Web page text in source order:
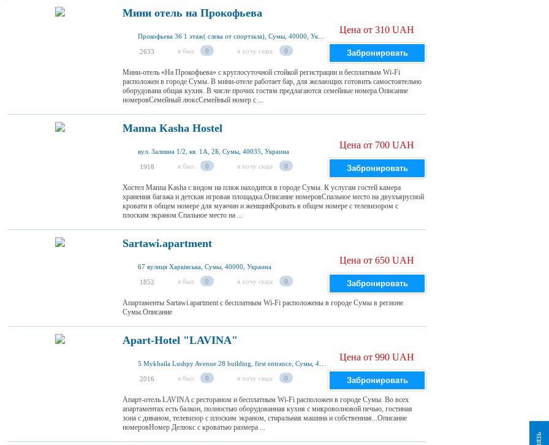
Мини отель на Прокофьева
2633 я был 0 я хочу сюда 0
Цена от 310 UAH
Забронировать
Мини-отель «На Прокофьева» с круглосуточной стойкой регистрации и бесплатным Wi-Fi
расположен в городе Сумы. В мини-отеле работает бар, для желающих готовить самостоятельно
оборудована общая кухня. В числе прочих гостям предлагаются семейные номера.Описание
номеровСемейный люксСемейный номер с ...
Manna Kasha Hostel
вул. Заливна 1/2, кв. 1А, 2Б, Сумы, 40035, Украина
1918 я был 0 я хочу сюда 0
Цена от 700 UAH
Забронировать
Хостел Manna Kasha с видом на пляж находится в городе Сумы. К услугам гостей камера
хранения багажа и детская игровая площадка.Описание номеровСпальное место на двухъярусной
кровати в общем номере для мужчин и женщинКровать в общем номере с телевизором с
плоским экраном.Спальное место на ...
Sartawi.apartment
67 вулиця Харківська, Сумы, 40000, Украина
1852 я был 0 я хочу сюда 0
Цена от 650 UAH
Забронировать
Апартаменты Sartawi.apartment с бесплатным Wi-Fi расположены в городе Сумы в регионе
Сумы.Описание
Apart-Hotel "LAVINA"
2016 я был 0 я хочу сюда 0
Цена от 990 UAH
Забронировать
Апарт-отель LAVINA с рестораном и бесплатным Wi-Fi расположен в городе Сумы. Во всех
апартаментах есть балкон, полностью оборудованная кухня с микроволновой печью, гостиная
зона с диваном, телевизор с плоским экраном, стиральная машина и собственная...Описание
номеровНомер Делюкс с кроватью размера ...